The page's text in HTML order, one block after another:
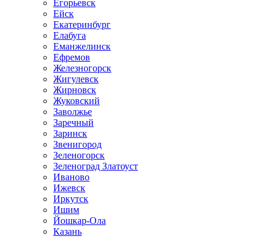
Егорьевск
Ейск
Екатеринбург
Елабуга
Еманжелинск
Ефремов
Железногорск
Жигулевск
Жирновск
Жуковский
Заволжье
Заречный
Заринск
Звенигород
Зеленогорск
Зеленоград Златоуст
Иваново
Ижевск
Иркутск
Ишим
Йошкар-Ола
Казань